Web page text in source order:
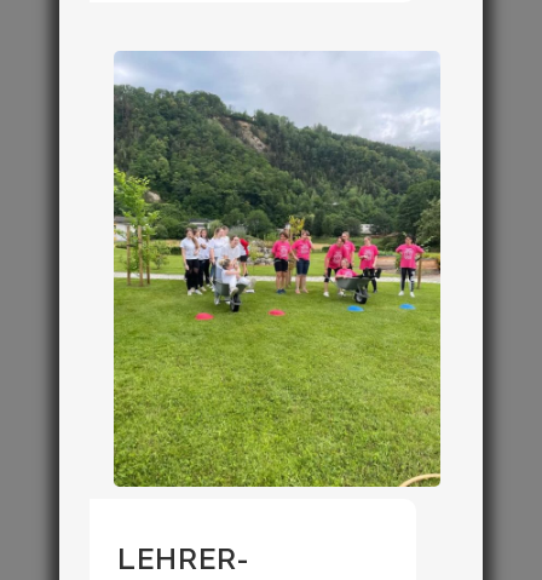
LEHRER-